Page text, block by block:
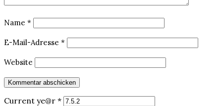
Name *
E-Mail-Adresse *
Website
Current ye@r *